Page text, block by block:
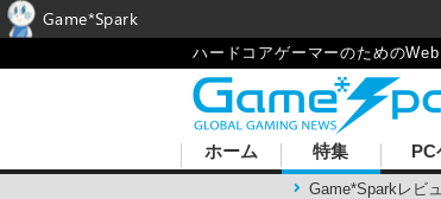
ハードコアゲーマーのための
ホーム 特集
Game*Sparkレビ
Game*Spark